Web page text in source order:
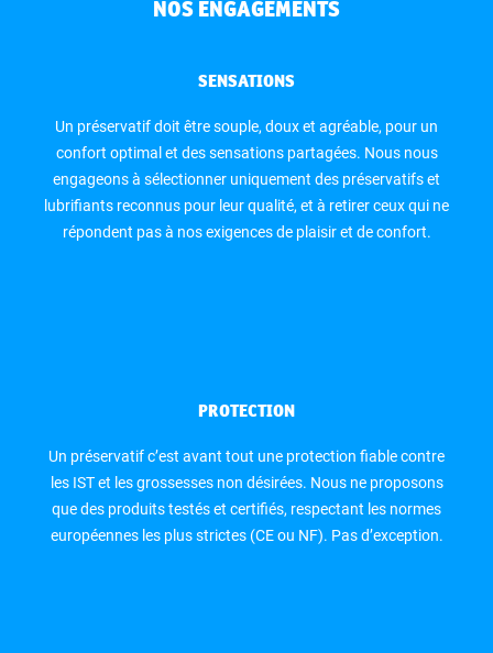
NOS ENGAGEMENTS
SENSATIONS
Un préservatif doit être souple, doux et agréable, pour un
confort optimal et des sensations partagées. Nous nous
engageons à sélectionner uniquement des préservatifs et
lubrifiants reconnus pour leur qualité, et à retirer ceux qui ne
répondent pas à nos exigences de plaisir et de confort.
PROTECTION
Un préservatif c’est avant tout une protection fiable contre
les IST et les grossesses non désirées. Nous ne proposons
que des produits testés et certifiés, respectant les normes
européennes les plus strictes (CE ou NF). Pas d’exception.